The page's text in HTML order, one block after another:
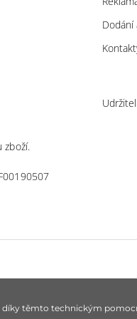
zboží.
Dodání
s.r.o.
díky těmto technickým